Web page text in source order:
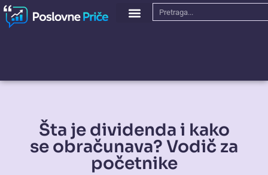
Šta je dividenda i kako
se obračunava? Vodič za
početnike